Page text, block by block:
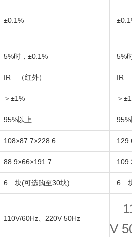
±0.1%
5%时，±0.1% 5%
IR （红外） IR
＞±1% ＞
95%以上 95%
108×87.7×228.6
88.9×66×191.7
6 块(可选购至30块) 6 块
110V/60Hz、220V 50Hz
V